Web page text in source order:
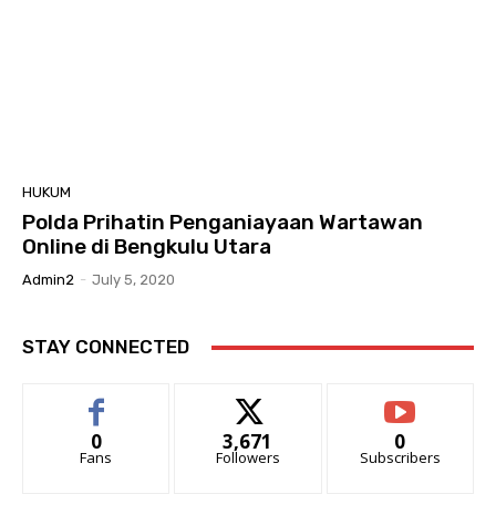
HUKUM
Polda Prihatin Penganiayaan Wartawan
Online di Bengkulu Utara
Admin2 - July 5, 2020
STAY CONNECTED
0
Fans
3,671
Followers
0
Subscribers